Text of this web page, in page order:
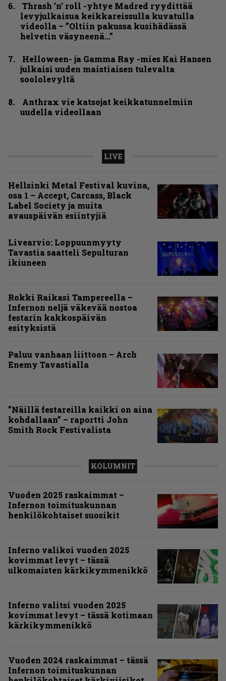
Thrash ’n’ roll -yhtye Madred ryydittää
levyjulkaisua keikkareissulla kuvatulla
videolla – ”Oltiin pakussa kusihädässä
helvetin väsyneenä…”
Helloween- ja Gamma Ray -mies Kai Hansen
julkaisi uuden maistiaisen tulevalta
soololevyltä
Anthrax vie katsojat keikkatunnelmiin
uudella videollaan
LIVE
Hellsinki Metal Festival kuvina,
osa 1 – Accept, Carcass, Black
Label Society ja muita
avauspäivän esiintyjiä
Livearvio: Loppuunmyyty
Tavastia saatteli Sepulturan
ikiuneen
Rokki Raikasi Tampereella –
Infernon neljä väkevää nostoa
festarin kakkospäivän
esityksistä
Paluu vanhaan liittoon – Arch
Enemy Tavastialla
”Näillä festareilla kaikki on aina
kohdallaan” – raportti John
Smith Rock Festivalista
KOLUMNIT
Vuoden 2025 raskaimmat –
Infernon toimituskunnan
henkilökohtaiset suosikit
Inferno valikoi vuoden 2025
kovimmat levyt – tässä
ulkomaisten kärkikymmenikkö
Inferno valitsi vuoden 2025
kovimmat levyt – tässä kotimaan
kärkikymmenikkö
Vuoden 2024 raskaimmat – tässä
Infernon toimituskunnan